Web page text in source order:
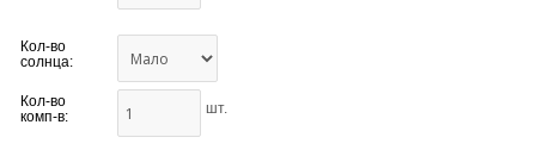
Кол-во
солнца:
Кол-во
комп-в:
шт.